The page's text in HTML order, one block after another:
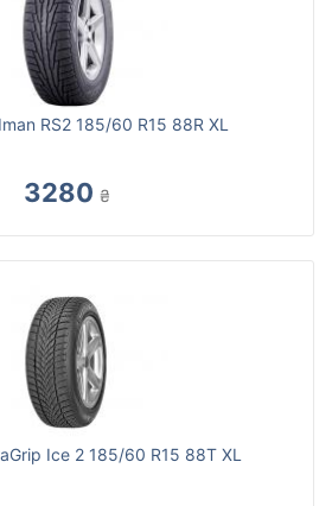
RS2 185/60 R15 88R XL
3280 ₴
Ice 2 185/60 R15 88T XL